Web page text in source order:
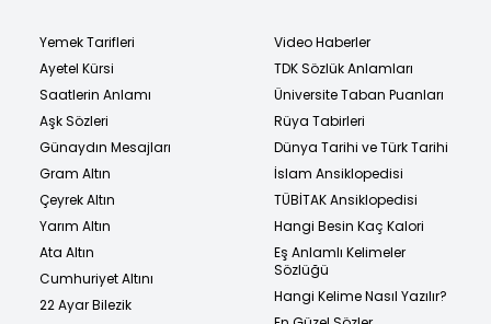
Yemek Tarifleri
Ayetel Kürsi
Saatlerin Anlamı
Aşk Sözleri
Günaydın Mesajları
Gram Altın
Çeyrek Altın
Yarım Altın
Ata Altın
Cumhuriyet Altını
22 Ayar Bilezik
Video Haberler
TDK Sözlük Anlamları
Üniversite Taban Puanları
Rüya Tabirleri
Dünya Tarihi ve Türk Tarihi
İslam Ansiklopedisi
TÜBİTAK Ansiklopedisi
Hangi Besin Kaç Kalori
Eş Anlamlı Kelimeler
Sözlüğü
Hangi Kelime Nasıl Yazılır?